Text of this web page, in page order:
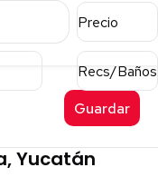
Precio
Recs/Baños
Guardar
Yucatán